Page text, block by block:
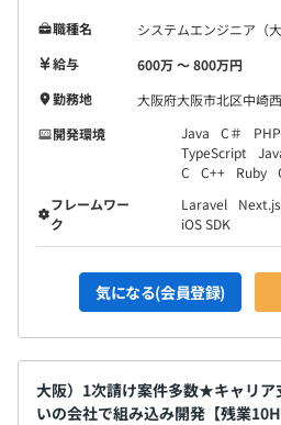
職種名
システムエンジニア（大
給与
600万 〜 800万円
勤務地
大阪府大阪市北区中崎
開発環境
Java C＃ PHP
TypeScript
C
C++ Ruby
フレームワー
ク
Laravel Next.js
iOS SDK
気になる(会員登録)
大阪）1次請け案件多数★キャリア
いの会社で組み込み開発【残業